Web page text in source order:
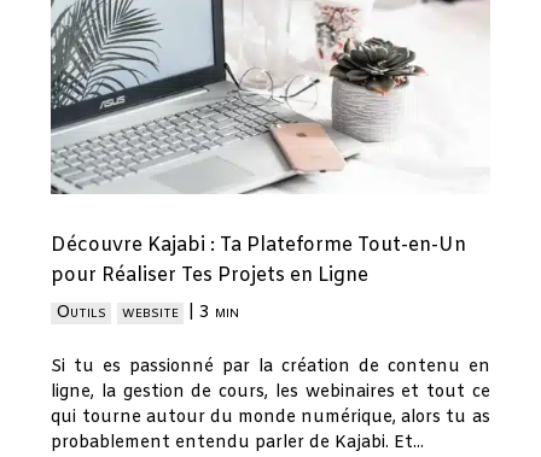
Découvre Kajabi : Ta Plateforme Tout-en-Un
pour Réaliser Tes Projets en Ligne
Outils website |3 min
Si tu es passionné par la création de contenu en
ligne, la gestion de cours, les webinaires et tout ce
qui tourne autour du monde numérique, alors tu as
probablement entendu parler de Kajabi. Et...